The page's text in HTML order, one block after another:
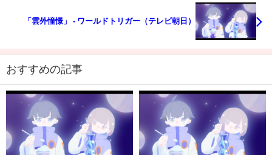
「雲外憧憬」 - ワールドトリガー（テレビ朝日）
おすすめの記事